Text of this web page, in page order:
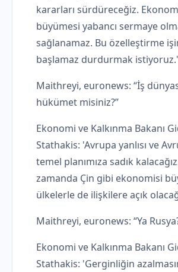
kararları sürdüreceğiz.
büyümesi yabancı sermaye
sağlanamaz. Bu özelleştirme
başlamaz durdurmak istiyoruz.'
Maithreyi, euronews: “İş
hükümet misiniz?”
Ekonomi ve Kalkınma Bakanı
Stathakis: 'Avrupa yanlısı ve
temel planımıza sadık
zamanda Çin gibi ekonomisi
ülkelerle de ilişkilere açık
Maithreyi, euronews: “Ya
Ekonomi ve Kalkınma Bakanı
Stathakis: 'Gerginliğin